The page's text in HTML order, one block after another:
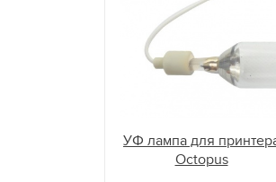
УФ лампа для
Octopus